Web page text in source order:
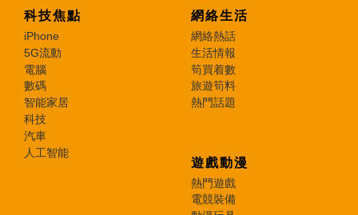
科技焦點
iPhone
5G流動
電腦
數碼
智能家居
科技
汽車
人工智能
網絡生活
網絡熱話
生活情報
筍買着數
旅遊筍料
熱門話題
遊戲動漫
熱門遊戲
電競裝備